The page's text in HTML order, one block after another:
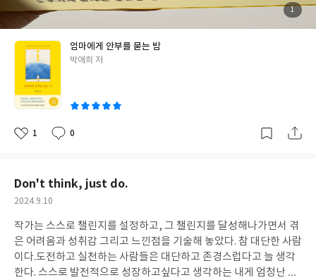
가 남았었다. 해주지 못한 것들에 대한 미련이나 아쉬움의 크기가 크
지 않도록 노력해야겠다. "아빠, 고마워요. 사랑한다는 것은, 그렇
게 작은 일 하나에도 온 마음을 다하는 일이라는 걸 가르쳐줘서. 항
상 최선을 다해 사랑해줘서." 엄마 아빠는 일찍 주무신다. 그런데 내
가 재수하던 시절 12시에 독서실에서 나올때면 매일 엄마아빠는 운
동복 차림으로 나를 기다리고있었다. 아빠는 걸어나오는 내게서 무
거운 책가방을 받아들어 매고 셋이서 도란도란 얘기하면서 집으로
게 사랑을 많이 받고 자란 아이같다는 말을 항상 들었다. 그런 아우
줄 수 있도록 최선을 다해야겠다는 다짐을 해본다. 엄마 아빠 고마워
요. 책을 읽으면서 지난 나의 행동들에 대해서 많이 돌아보게되었다.
겠다고. 언제나 내 곁에서 내 편이 되어주는 부모님의 무조건적이고
절대적인 사랑을 늘 간직하고 곱씹으면서 주어진 인생에 최선을 다
하고, 최선을 다해 부모님을 사랑해야겠다. #리뷰어클럽리뷰
첨
부
사
1
엄마에게 안부를 묻는 밤
글
박애희 저
좋
1
댓
0
작
Don't think, just do.
작
일
2024.9.10
작가는 스스로 챌린지를 설정하고, 그 챌린지를 달성해나가면서 겪
은 어려움과 성취감 그리고 느낀점을 기술해 놓았다. 참 대단한 사람
이다.도전하고 실천하는 사람들은 대단하고 존경스럽다고 늘 생각
한다. 스스로 발전적으로 성장하고싶다고 생각하는 내게 엄청난 동